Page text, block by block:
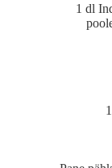
1 dl